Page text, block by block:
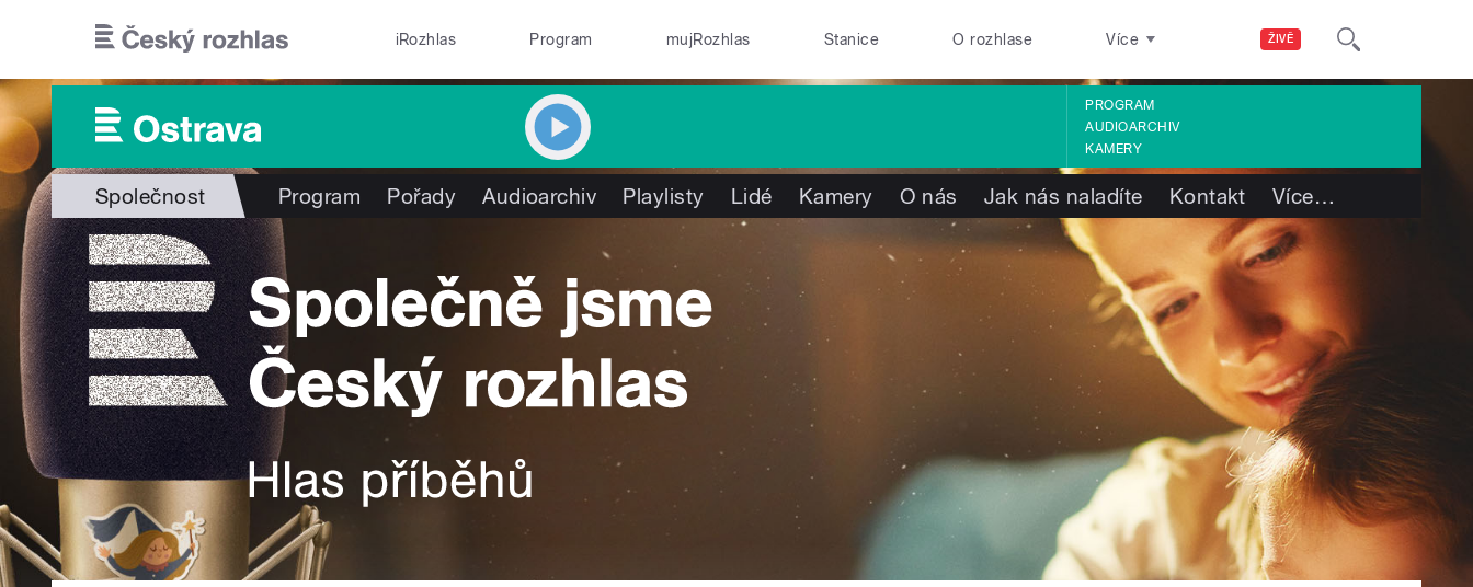
ŽIVĚ
iRozhlas Program mujRozhlas Stanice O rozhlase Více
PROGRAM
AUDIOARCHIV
KAMERY
Společnost Program Pořady Audioarchiv Playlisty Lidé Kamery O nás Jak nás naladíte Kontakt Více…